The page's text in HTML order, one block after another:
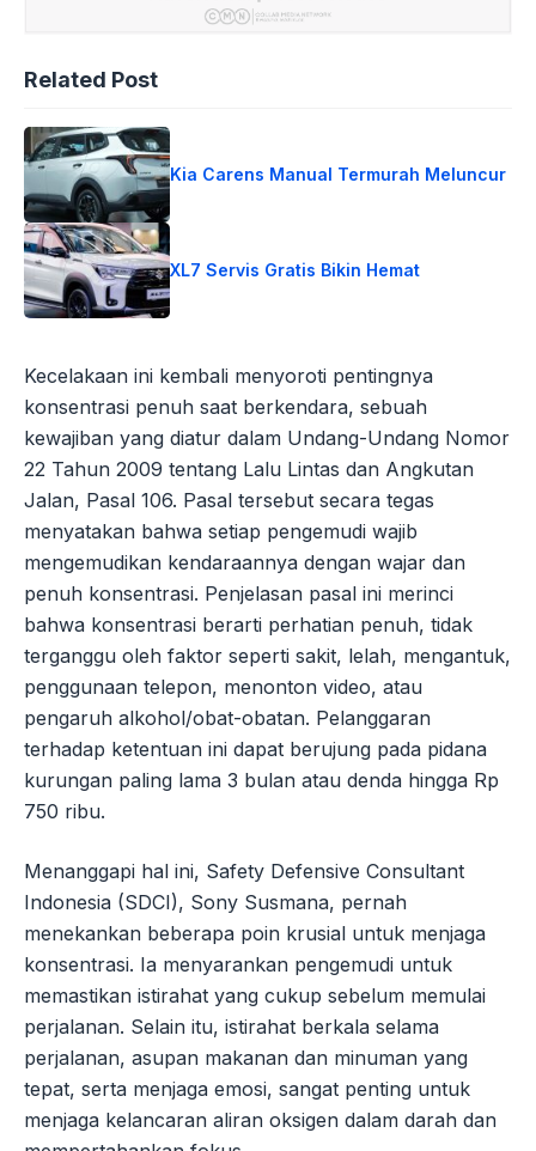
Related Post
Kia Carens Manual Termurah Meluncur
XL7 Servis Gratis Bikin Hemat
Kecelakaan ini kembali menyoroti pentingnya
konsentrasi penuh saat berkendara, sebuah
kewajiban yang diatur dalam Undang-Undang Nomor
22 Tahun 2009 tentang Lalu Lintas dan Angkutan
Jalan, Pasal 106. Pasal tersebut secara tegas
menyatakan bahwa setiap pengemudi wajib
mengemudikan kendaraannya dengan wajar dan
penuh konsentrasi. Penjelasan pasal ini merinci
bahwa konsentrasi berarti perhatian penuh, tidak
terganggu oleh faktor seperti sakit, lelah, mengantuk,
penggunaan telepon, menonton video, atau
pengaruh alkohol/obat-obatan. Pelanggaran
terhadap ketentuan ini dapat berujung pada pidana
kurungan paling lama 3 bulan atau denda hingga Rp
750 ribu.
Menanggapi hal ini, Safety Defensive Consultant
Indonesia (SDCI), Sony Susmana, pernah
menekankan beberapa poin krusial untuk menjaga
konsentrasi. Ia menyarankan pengemudi untuk
memastikan istirahat yang cukup sebelum memulai
perjalanan. Selain itu, istirahat berkala selama
perjalanan, asupan makanan dan minuman yang
tepat, serta menjaga emosi, sangat penting untuk
menjaga kelancaran aliran oksigen dalam darah dan